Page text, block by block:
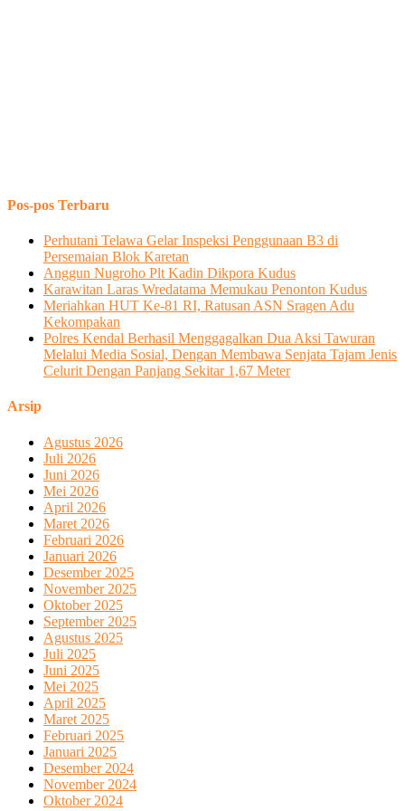
Pos-pos Terbaru
Perhutani Telawa Gelar Inspeksi Penggunaan B3 di
Persemaian Blok Karetan
Anggun Nugroho Plt Kadin Dikpora Kudus
Karawitan Laras Wredatama Memukau Penonton Kudus
Meriahkan HUT Ke-81 RI, Ratusan ASN Sragen Adu
Kekompakan
Polres Kendal Berhasil Menggagalkan Dua Aksi Tawuran
Melalui Media Sosial, Dengan Membawa Senjata Tajam Jenis
Celurit Dengan Panjang Sekitar 1,67 Meter
Arsip
Agustus 2026
Juli 2026
Juni 2026
Mei 2026
April 2026
Maret 2026
Februari 2026
Januari 2026
Desember 2025
November 2025
Oktober 2025
September 2025
Agustus 2025
Juli 2025
Juni 2025
Mei 2025
April 2025
Maret 2025
Februari 2025
Januari 2025
Desember 2024
November 2024
Oktober 2024